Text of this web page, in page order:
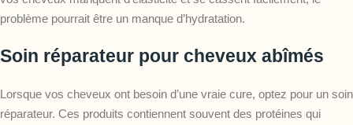
problème pourrait être un manque d’hydratation.
Soin réparateur pour cheveux abîmés
Lorsque vos cheveux ont besoin d’une vraie cure, optez pour un soin
réparateur. Ces produits contiennent souvent des protéines qui